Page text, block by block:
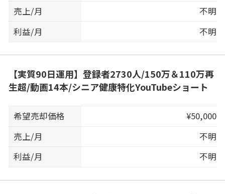
売上/月
不明
利益/月
不明
【実質90日運用】登録者2730人/150万＆110万再
生超/動画14本/シニア健康特化YouTubeショート
希望売却価格
¥50,000
売上/月
不明
利益/月
不明